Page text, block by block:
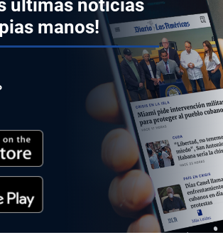
últimas noticias
manos!